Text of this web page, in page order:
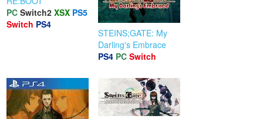
PC Switch2 XSX PS5
Switch PS4
STEINS;GATE: My
Darling's Embrace
PS4 PC Switch